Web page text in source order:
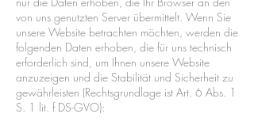
von uns genutzten Server übermittelt. Wenn Sie
unsere Website betrachten möchten, werden die
folgenden Daten erhoben, die für uns technisch
erforderlich sind, um Ihnen unsere Website
anzuzeigen und die Stabilität und Sicherheit zu
gewährleisten (Rechtsgrundlage ist Art. 6 Abs. 1
S. 1 lit. f DS-GVO):